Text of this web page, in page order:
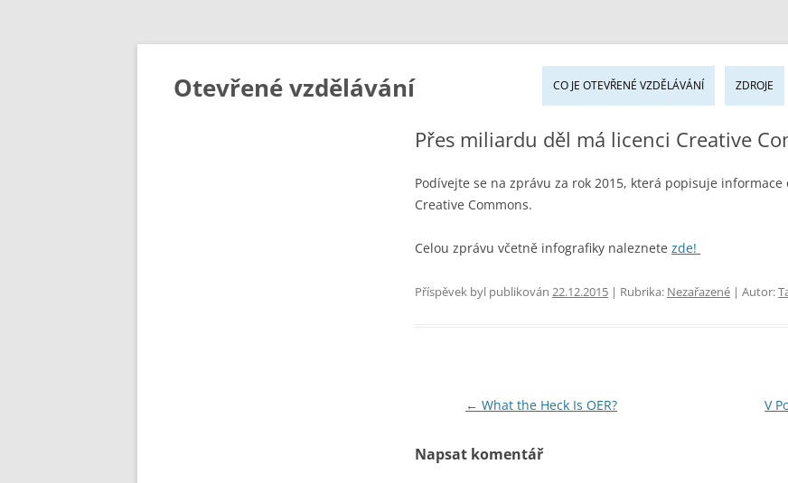
Otevřené vzdělávání CO JE OTEVŘENÉ VZDĚLÁVÁNÍ ZDROJE
Přes miliardu děl má licenci Creative
Podívejte se na zprávu za rok 2015, která popisuje
Creative Commons.
Celou zprávu včetně infografiky naleznete zde!
Příspěvek byl publikován 22.12.2015 | Rubrika: Nezařazené | Autor:
Navigace
příspěvky
← What the Heck Is OER?
V
Napsat komentář